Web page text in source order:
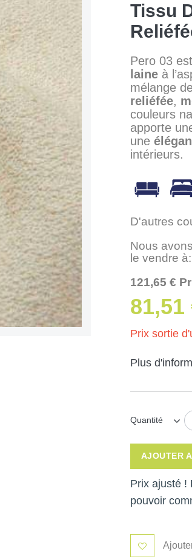
Tissu
Pero 03
laineà
mélange
reliéfée,
couleurs
apporte
une
intérieurs.
D'autres
Nous
le vendre à:
121,65 €
81,51
Prix sortie
Plus
Quantité
AJOUTER
Prix ajusté !
pouvoir